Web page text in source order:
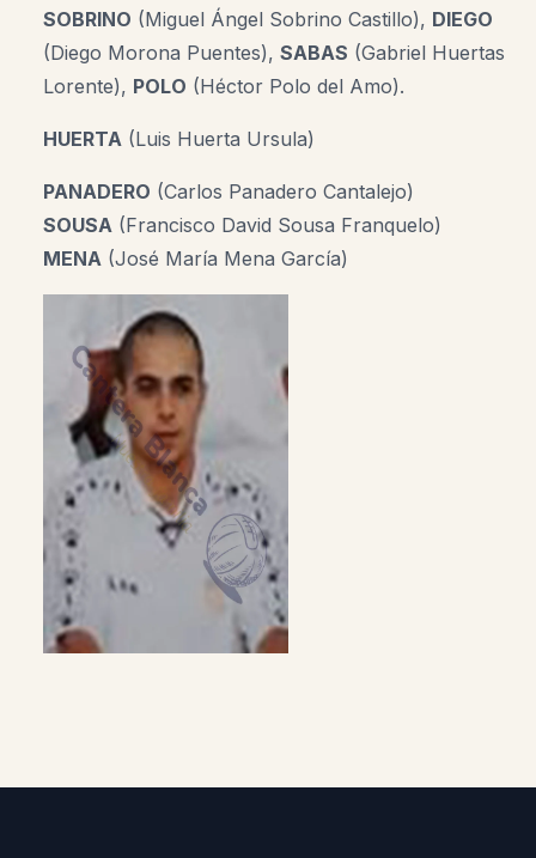
SOBRINO (Miguel Ángel Sobrino Castillo), DIEGO
(Diego Morona Puentes), SABAS (Gabriel Huertas
Lorente), POLO (Héctor Polo del Amo).
HUERTA (Luis Huerta Ursula)
PANADERO (Carlos Panadero Cantalejo)
SOUSA (Francisco David Sousa Franquelo)
MENA (José María Mena García)